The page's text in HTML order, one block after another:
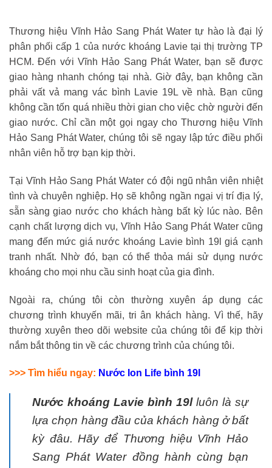
Thương hiệu Vĩnh Hảo Sang Phát Water tự hào là đại lý
phân phối cấp 1 của nước khoáng Lavie tại thị trường TP
HCM. Đến với Vĩnh Hảo Sang Phát Water, bạn sẽ được
giao hàng nhanh chóng tại nhà. Giờ đây, bạn không cần
phải vất vả mang vác bình Lavie 19L về nhà. Bạn cũng
không cần tốn quá nhiều thời gian cho việc chờ người đến
giao nước. Chỉ cần một gọi ngay cho Thương hiệu Vĩnh
Hảo Sang Phát Water, chúng tôi sẽ ngay lập tức điều phối
nhân viên hỗ trợ bạn kịp thời.
Tại Vĩnh Hảo Sang Phát Water có đội ngũ nhân viên nhiệt
tình và chuyên nghiệp. Họ sẽ không ngần ngại vị trí địa lý,
sẵn sàng giao nước cho khách hàng bất kỳ lúc nào. Bên
cạnh chất lượng dịch vụ, Vĩnh Hảo Sang Phát Water cũng
mang đến mức giá nước khoáng Lavie bình 19l giá cạnh
tranh nhất. Nhờ đó, bạn có thể thỏa mái sử dụng nước
khoáng cho mọi nhu cầu sinh hoạt của gia đình.
Ngoài ra, chúng tôi còn thường xuyên áp dụng các
chương trình khuyến mãi, tri ân khách hàng. Vì thế, hãy
thường xuyên theo dõi website của chúng tôi để kịp thời
nắm bắt thông tin về các chương trình của chúng tôi.
>>> Tìm hiểu ngay: Nước Ion Life bình 19l
Nước khoáng Lavie bình 19l luôn là sự
lựa chọn hàng đầu của khách hàng ở bất
kỳ đâu. Hãy để Thương hiệu Vĩnh Hảo
Sang Phát Water đồng hành cùng bạn